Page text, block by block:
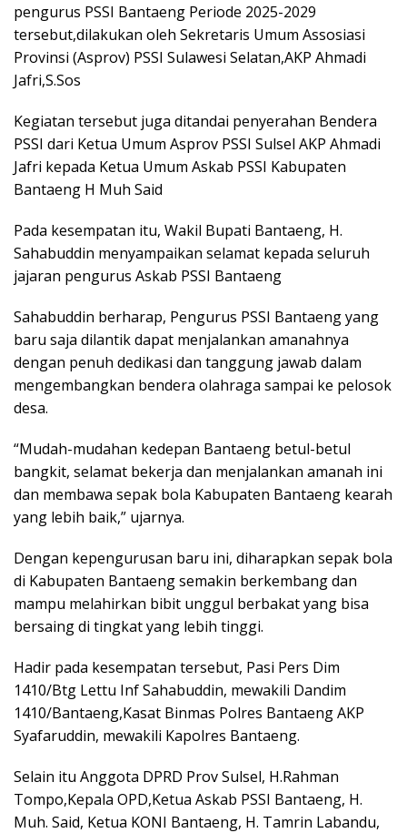
pengurus PSSI Bantaeng Periode 2025-2029
tersebut,dilakukan oleh Sekretaris Umum Assosiasi
Provinsi (Asprov) PSSI Sulawesi Selatan,AKP Ahmadi
Jafri,S.Sos
Kegiatan tersebut juga ditandai penyerahan Bendera
PSSI dari Ketua Umum Asprov PSSI Sulsel AKP Ahmadi
Jafri kepada Ketua Umum Askab PSSI Kabupaten
Bantaeng H Muh Said
Pada kesempatan itu, Wakil Bupati Bantaeng, H.
Sahabuddin menyampaikan selamat kepada seluruh
jajaran pengurus Askab PSSI Bantaeng
Sahabuddin berharap, Pengurus PSSI Bantaeng yang
baru saja dilantik dapat menjalankan amanahnya
dengan penuh dedikasi dan tanggung jawab dalam
mengembangkan bendera olahraga sampai ke pelosok
desa.
“Mudah-mudahan kedepan Bantaeng betul-betul
bangkit, selamat bekerja dan menjalankan amanah ini
dan membawa sepak bola Kabupaten Bantaeng kearah
yang lebih baik,” ujarnya.
Dengan kepengurusan baru ini, diharapkan sepak bola
di Kabupaten Bantaeng semakin berkembang dan
mampu melahirkan bibit unggul berbakat yang bisa
bersaing di tingkat yang lebih tinggi.
Hadir pada kesempatan tersebut, Pasi Pers Dim
1410/Btg Lettu Inf Sahabuddin, mewakili Dandim
1410/Bantaeng,Kasat Binmas Polres Bantaeng AKP
Syafaruddin, mewakili Kapolres Bantaeng.
Selain itu Anggota DPRD Prov Sulsel, H.Rahman
Tompo,Kepala OPD,Ketua Askab PSSI Bantaeng, H.
Muh. Said, Ketua KONI Bantaeng, H. Tamrin Labandu,